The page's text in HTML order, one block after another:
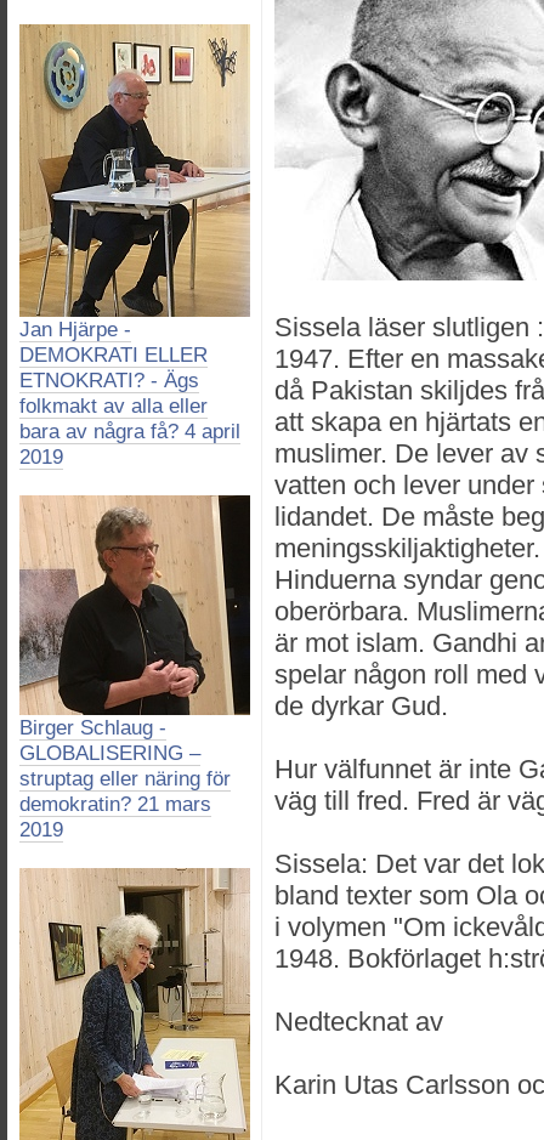
Jan Hjärpe -
DEMOKRATI ELLER
ETNOKRATI? - Ägs
folkmakt av alla eller
bara av några få? 4 april
2019
Birger Schlaug -
GLOBALISERING –
struptag eller näring för
demokratin? 21 mars
2019
Sissela läser slutligen
1947. Efter en
då Pakistan skiljdes
att skapa en hjärtats
muslimer. De lever av
vatten och lever
lidandet. De måste
Hinduerna syndar
oberörbara.
är mot islam. Gandhi
spelar någon roll med
de dyrkar Gud.
Hur välfunnet är inte
väg till fred. Fred är
Sissela: Det var det
bland texter som Ola
i volymen "Om
1948. Bokförlaget
Nedtecknat av
Karin Utas Carlsson